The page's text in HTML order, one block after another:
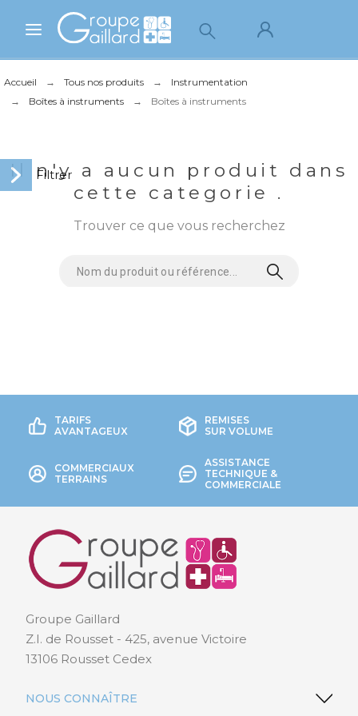
Accueil Tous nos produits
Instrumentation
Boîtes à instruments
Boîtes à instruments
Il n'y a aucun produit dans
cette categorie .
Trouver ce que vous recherchez
TARIFS
AVANTAGEUX
REMISES
SUR VOLUME
COMMERCIAUX
TERRAINS
ASSISTANCE
TECHNIQUE &
COMMERCIALE
Groupe Gaillard
Z.I. de Rousset - 425, avenue Victoire
13106 Rousset Cedex
NOUS CONNAÎTRE